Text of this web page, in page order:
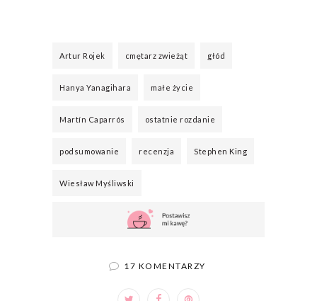
Artur Rojek cmętarz zwieżąt głód
Hanya Yanagihara małe życie
Martín Caparrós ostatnie rozdanie
podsumowanie recenzja Stephen King
Wiesław Myśliwski
17 KOMENTARZY